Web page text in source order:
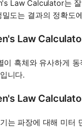
Law Calculator는
밀도는 결과의 정확도
Law
이 흑체와 유사하게
니다.
Law
는 파장에 대해 미터